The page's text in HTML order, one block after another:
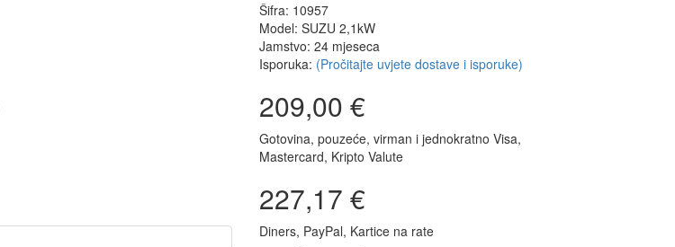
Šifra: 10957
Model: SUZU 2,1kW
Jamstvo: 24 mjeseca
Isporuka: (Pročitajte uvjete dostave i isporuke)
209,00 €
Gotovina, pouzeće, virman i jednokratno Visa,
Mastercard, Kripto Valute
227,17 €
Diners, PayPal, Kartice na rate